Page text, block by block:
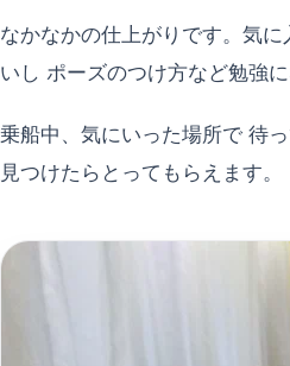
なかなかの仕上がりです。気
いし ポーズのつけ方など勉強に
乗船中、気にいった場所で 待
見つけたらとってもらえます。